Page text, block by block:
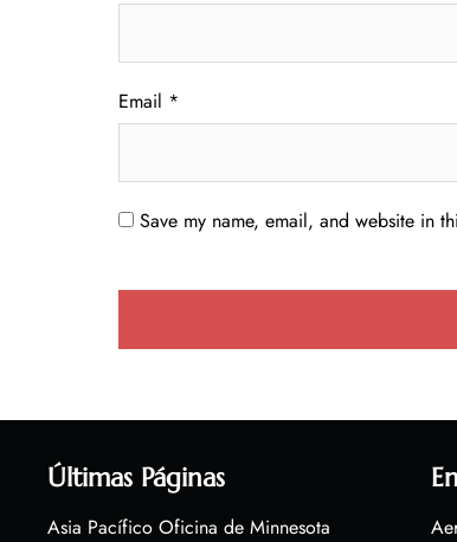
Email *
Save my name, email, and website in
Últimas Páginas
Asia Pacífico Oficina de Minnesota